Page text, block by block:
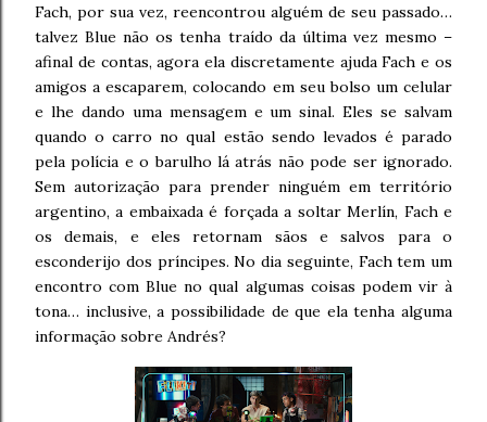
Fach, por sua vez, reencontrou alguém de seu passado…
talvez Blue não os tenha traído da última vez mesmo –
afinal de contas, agora ela discretamente ajuda Fach e os
amigos a escaparem, colocando em seu bolso um celular
e lhe dando uma mensagem e um sinal. Eles se salvam
quando o carro no qual estão sendo levados é parado
pela polícia e o barulho lá atrás não pode ser ignorado.
Sem autorização para prender ninguém em território
argentino, a embaixada é forçada a soltar Merlín, Fach e
os demais, e eles retornam sãos e salvos para o
esconderijo dos príncipes. No dia seguinte, Fach tem um
encontro com Blue no qual algumas coisas podem vir à
tona… inclusive, a possibilidade de que ela tenha alguma
informação sobre Andrés?